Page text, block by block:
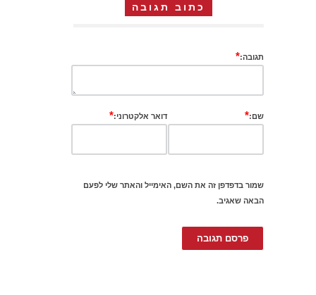
כתוב תגובה
תגובה:*
שם:* דואר אלקטרוני:*
שמור בדפדפן זה את השם, האימייל והאתר שלי לפעם
הבאה שאגיב.